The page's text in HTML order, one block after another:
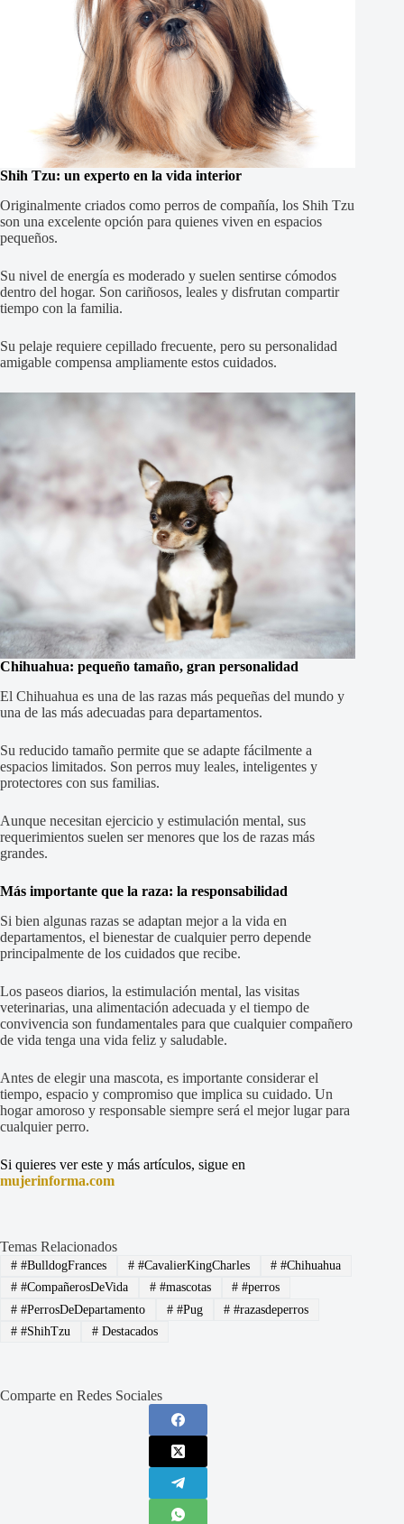
Shih Tzu: un experto en la vida interior
Originalmente criados como perros de compañía, los Shih Tzu
son una excelente opción para quienes viven en espacios
pequeños.
Su nivel de energía es moderado y suelen sentirse cómodos
dentro del hogar. Son cariñosos, leales y disfrutan compartir
tiempo con la familia.
Su pelaje requiere cepillado frecuente, pero su personalidad
amigable compensa ampliamente estos cuidados.
Chihuahua: pequeño tamaño, gran personalidad
El Chihuahua es una de las razas más pequeñas del mundo y
una de las más adecuadas para departamentos.
Su reducido tamaño permite que se adapte fácilmente a
espacios limitados. Son perros muy leales, inteligentes y
protectores con sus familias.
Aunque necesitan ejercicio y estimulación mental, sus
requerimientos suelen ser menores que los de razas más
grandes.
Más importante que la raza: la responsabilidad
Si bien algunas razas se adaptan mejor a la vida en
departamentos, el bienestar de cualquier perro depende
principalmente de los cuidados que recibe.
Los paseos diarios, la estimulación mental, las visitas
veterinarias, una alimentación adecuada y el tiempo de
convivencia son fundamentales para que cualquier compañero
de vida tenga una vida feliz y saludable.
Antes de elegir una mascota, es importante considerar el
tiempo, espacio y compromiso que implica su cuidado. Un
hogar amoroso y responsable siempre será el mejor lugar para
cualquier perro.
Si quieres ver este y más artículos, sigue en
mujerinforma.com
Temas Relacionados
##BulldogFrances ##CavalierKingCharles # #Chihuahua
##CompañerosDeVida ##mascotas # #perros
##PerrosDeDepartamento ##Pug # #razasdeperros
##ShihTzu #Destacados
Comparte en Redes Sociales